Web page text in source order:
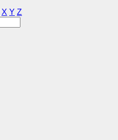
X Y Z